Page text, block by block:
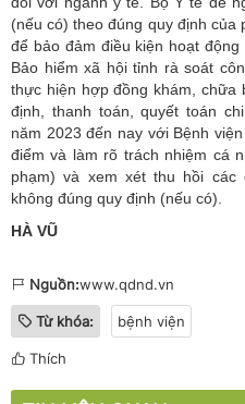
(nếu có) theo đúng quy định của
để bảo đảm điều kiện hoạt
Bảo hiểm xã hội tỉnh rà soát
thực hiện hợp đồng khám, chữa
định, thanh toán, quyết toán
năm 2023 đến nay với Bệnh
điểm và làm rõ trách nhiệm cá
phạm) và xem xét thu hồi các
không đúng quy định (nếu có).
HÀ VŨ
Nguồn:www.qdnd.vn
Từ khóa: bệnh viện
Thích